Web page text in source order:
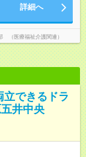
詳細へ
（医療福祉介護関連）
できるドラ
井中央